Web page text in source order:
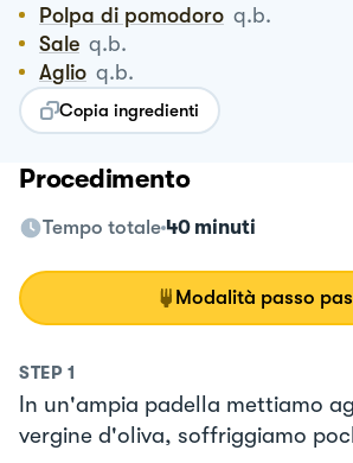
Polpa di pomodoro q.b.
Sale q.b.
Aglio q.b.
Copia ingredienti
Procedimento
Tempo totale 40 minuti
Modalità passo
STEP 1
In un'ampia padella mettiamo
vergine d'oliva, soffriggiamo